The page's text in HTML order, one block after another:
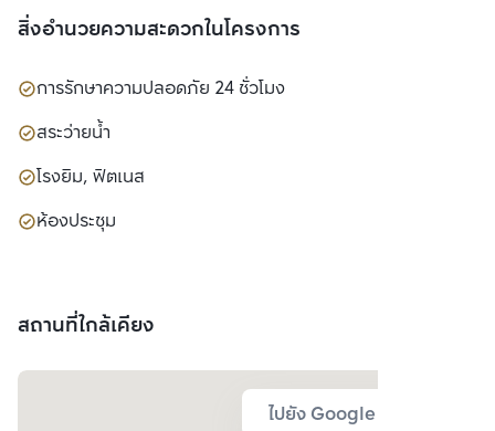
สิ่งอำนวยความสะดวกในโครงการ
การรักษาความปลอดภัย 24 ชั่วโมง
สระว่ายน้ำ
โรงยิม, ฟิตเนส
ห้องประชุม
สถานที่ใกล้เคียง
ไปยัง Google Map